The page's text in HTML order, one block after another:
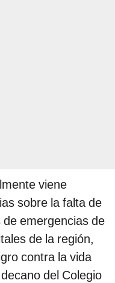
viene
sobre la falta de
emergencias de
de la región,
contra la vida
del Colegio